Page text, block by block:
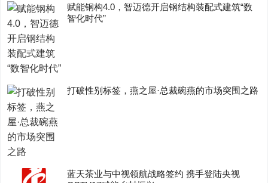
赋能钢构4.0，智迈德开启钢结构装配式建筑“数
智化时代”
打破性别标签，燕之屋·总裁碗燕的市场突围之路
蓝天茶业与中视领航战略签约 携手登陆央视